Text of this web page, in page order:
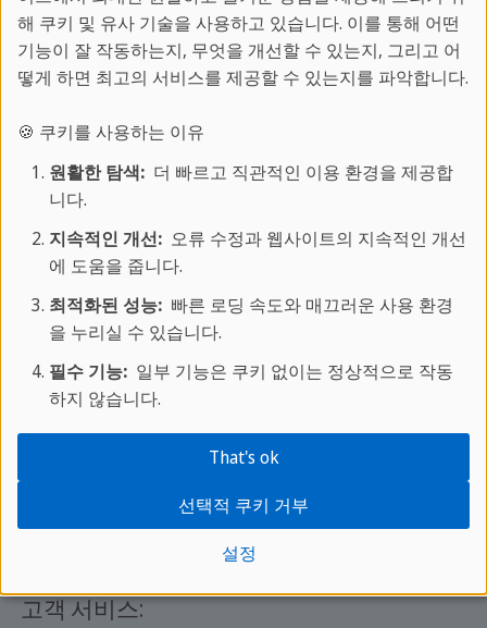
전문 강사진과 함께하는 스프락카페 온라인
코스는
집에서도 현지 어학연수와 같은 몰입형 학습
경험을 제공합니다.
적으로 외국어 실력을 향상시켜 보세요.
알아보기
더 알아보기:
어학 프로그램 안내
학교별 코스 및 가격 알아보기
고객 서비스:
해 쿠키 및 유사 기술을 사용하고 있습니다. 이를 통해 어떤
기능이 잘 작동하는지, 무엇을 개선할 수 있는지, 그리고 어
떻게 하면 최고의 서비스를 제공할 수 있는지를 파악합니다.
🍪 쿠키를 사용하는 이유
원활한 탐색:더 빠르고 직관적인 이용 환경을 제공합
니다.
지속적인 개선:오류 수정과 웹사이트의 지속적인 개선
에 도움을 줍니다.
최적화된 성능:빠른 로딩 속도와 매끄러운 사용 환경
을 누리실 수 있습니다.
필수 기능:일부 기능은 쿠키 없이는 정상적으로 작동
하지 않습니다.
설정
선택적 쿠키 거부
That's ok